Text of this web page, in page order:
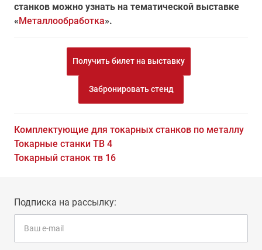
станков можно узнать на тематической выставке
«Металлообработка».
Получить билет на выставку
Забронировать стенд
Комплектующие для токарных станков по металлу
Токарные станки ТВ 4
Токарный станок тв 16
Подписка на рассылку: